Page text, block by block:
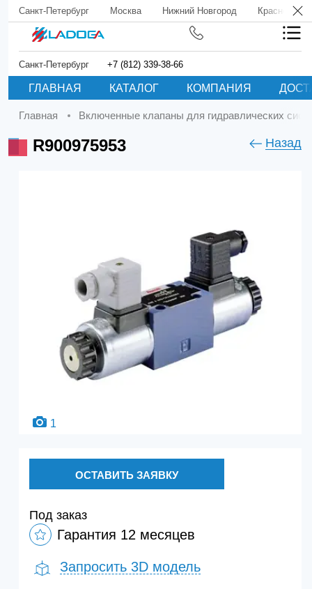
Санкт-Петербург Москва Нижний Новгород Краснодар
Санкт-Петербург +7 (812) 339-38-66
ГЛАВНАЯ КАТАЛОГ КОМПАНИЯ
Главная Включенные клапаны для гидравлических
R900975953 Назад
1
ОСТАВИТЬ ЗАЯВКУ
Под заказ
Гарантия 12 месяцев
Запросить 3D модель